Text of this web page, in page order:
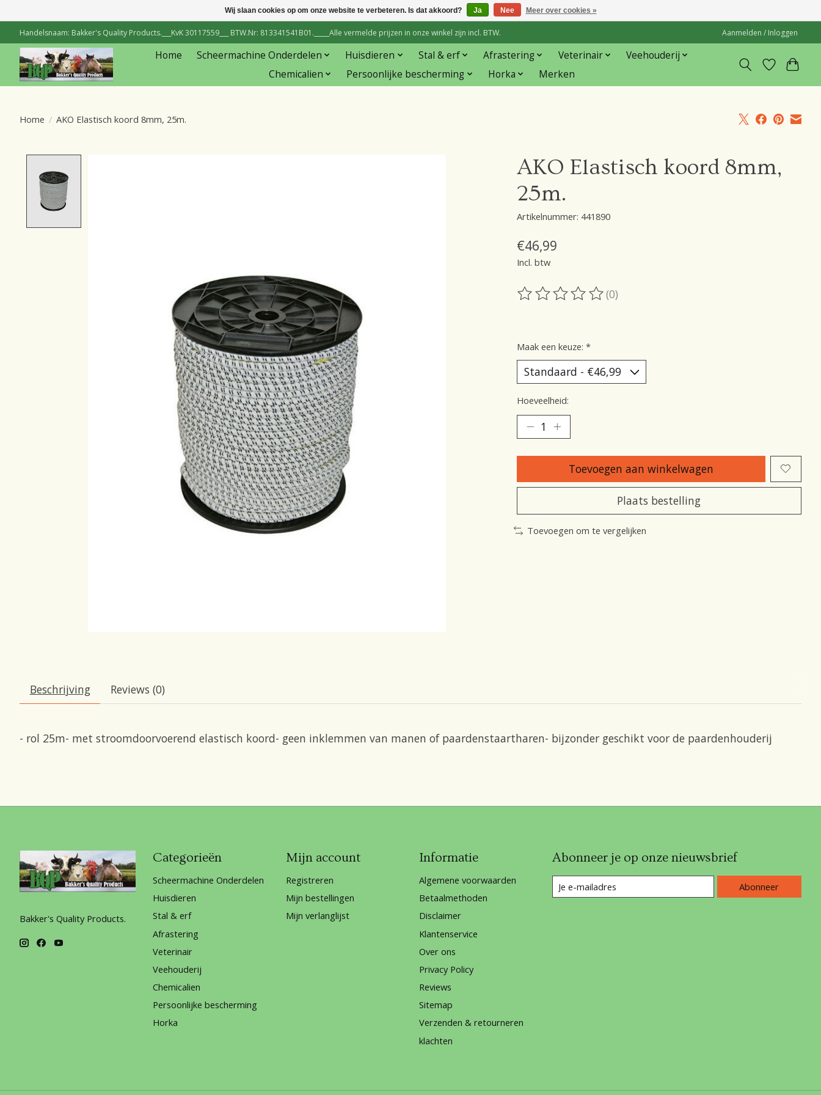
Handelsnaam: Bakker's Quality Products.___KvK 30117559___ BTW.Nr: 813341541B01._____Alle vermelde prijzen in onze winkel zijn incl. BTW. Aanmelden / Inloggen
Home Scheermachine Onderdelen Huisdieren Stal & erf Afrastering Veterinair
Veehouderij
Chemicalien
Persoonlijke bescherming Horka Merken
Home / AKO Elastisch koord 8mm, 25m.
AKO Elastisch koord 8mm,
25m.
Artikelnummer: 441890
€46,99
Incl. btw
De beoordeling van dit product is
(0)
Maak een keuze: *
Hoeveelheid:
Toevoegen aan winkelwagen
Plaats bestelling
Toevoegen om te vergelijken
Beschrijving Reviews (0)
- rol 25m- met stroomdoorvoerend elastisch koord- geen inklemmen van manen of paardenstaartharen- bijzonder geschikt voor de paardenhouderij
Bakker's Quality Products.
Categorieën
Scheermachine Onderdelen
Huisdieren
Stal & erf
Afrastering
Veterinair
Veehouderij
Chemicalien
Persoonlijke bescherming
Horka
Mijn account
Registreren
Mijn bestellingen
Mijn verlanglijst
Informatie
Algemene voorwaarden
Betaalmethoden
Disclaimer
Klantenservice
Over ons
Privacy Policy
Reviews
Sitemap
Verzenden & retourneren
klachten
Abonneer je op onze nieuwsbrief
Abonneer
Wij slaan cookies op om onze website te verbeteren. Is dat akkoord? Ja Nee Meer over cookies »